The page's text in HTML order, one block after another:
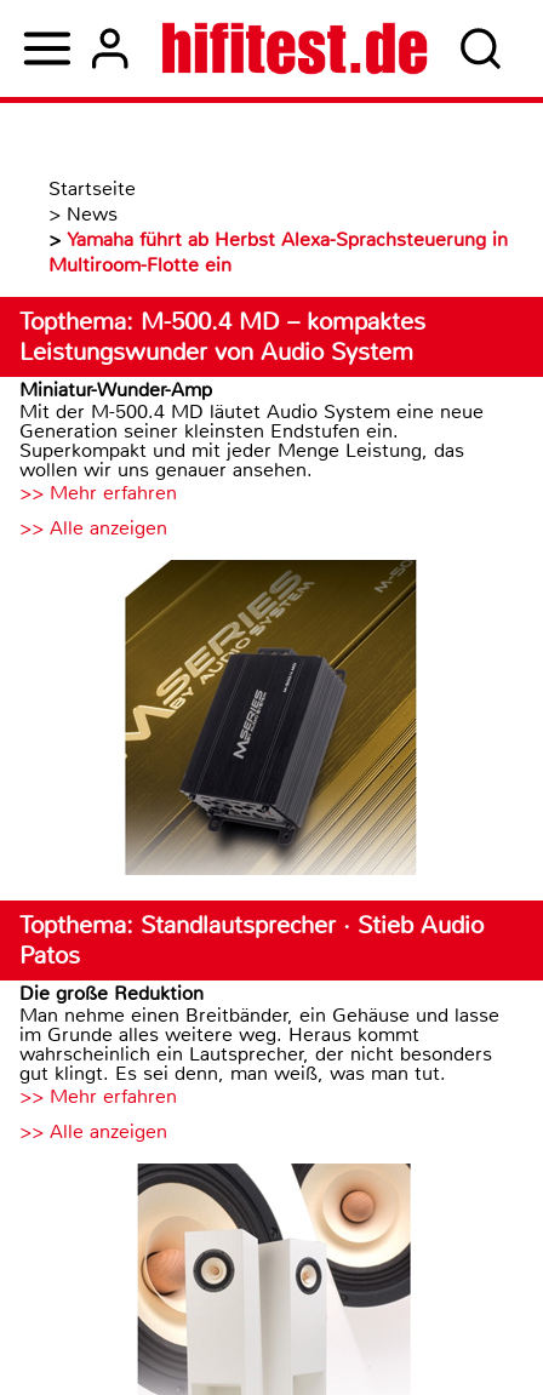
Startseite
> News
> Yamaha führt ab Herbst Alexa-Sprachsteuerung in
Multiroom-Flotte ein
Topthema: M-500.4 MD – kompaktes
Leistungswunder von Audio System
Miniatur-Wunder-Amp
Mit der M-500.4 MD läutet Audio System eine neue
Generation seiner kleinsten Endstufen ein.
Superkompakt und mit jeder Menge Leistung, das
wollen wir uns genauer ansehen.
>> Mehr erfahren
>> Alle anzeigen
Topthema: Standlautsprecher · Stieb Audio
Patos
Die große Reduktion
Man nehme einen Breitbänder, ein Gehäuse und lasse
im Grunde alles weitere weg. Heraus kommt
wahrscheinlich ein Lautsprecher, der nicht besonders
gut klingt. Es sei denn, man weiß, was man tut.
>> Mehr erfahren
>> Alle anzeigen